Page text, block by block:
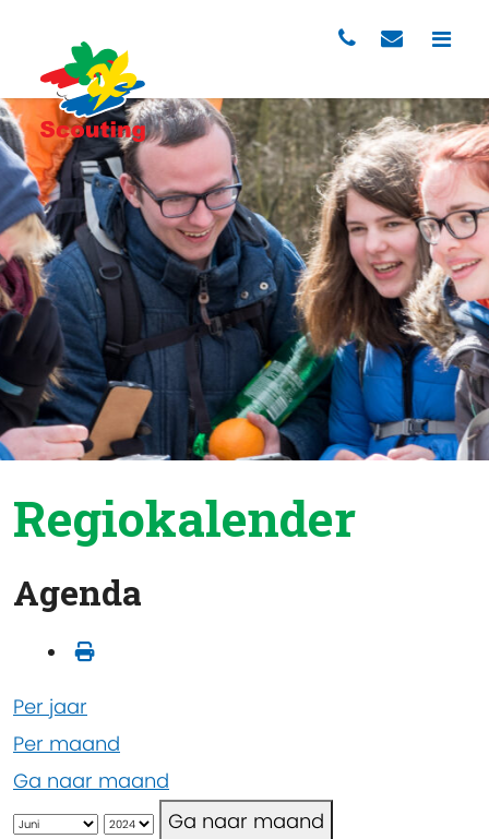
Regiokalender
Agenda
Per jaar
Per maand
Ga naar maand
Ga naar maand